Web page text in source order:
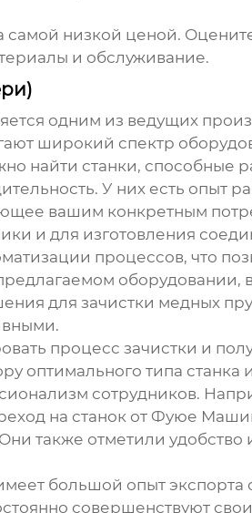
самой низкой ценой.
и обслуживание.
одним из ведущих
широкий спектр
найти станки, способные
У них есть опыт
вашим конкретным
и для изготовления
процессов, что
оборудовании,
для зачистки медных
процесс зачистки и
оптимального типа станка
сотрудников.
на станок от Фуюе
также отметили удобство
большой опыт экспорта
совершенствуют